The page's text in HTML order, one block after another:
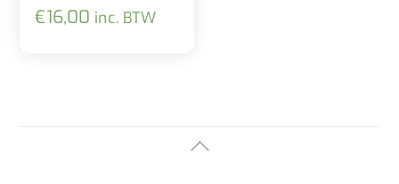
€16,00 inc. BTW
Back